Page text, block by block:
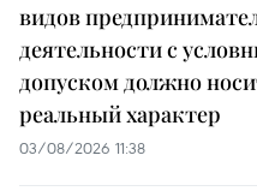
видов
деятельности с
допуском должно
реальный характер
03/08/2026 11:38